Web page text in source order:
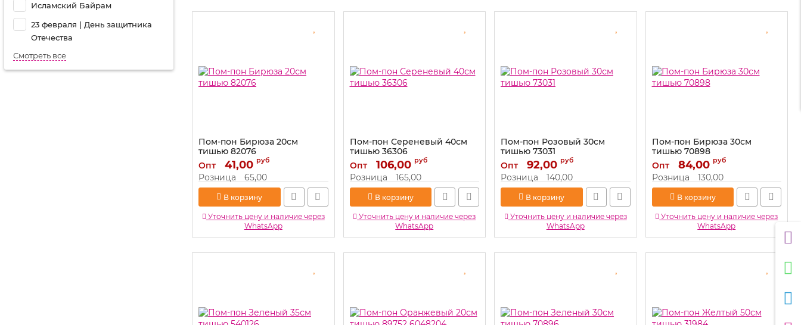
Исламский Байрам
23 февраля | День защитника
Отечества
Смотреть все
Пом-пон Бирюза 20см
тишью 82076
Артикул: 82076
Опт 41,00 руб
Розница 65,00
В корзину
Уточнить цену и наличие через
WhatsApp
Пом-пон Сереневый 40см
тишью 36306
Артикул: 36306
Опт 106,00 руб
Розница 165,00
В корзину
Уточнить цену и наличие через
WhatsApp
Пом-пон Розовый 30см
тишью 73031
Артикул: 73031
Опт 92,00 руб
Розница 140,00
В корзину
Уточнить цену и наличие через
WhatsApp
Пом-пон Бирюза 30см
тишью 70898
Артикул: 70898
Опт 84,00 руб
Розница 130,00
В корзину
Уточнить цену и наличие через
WhatsApp